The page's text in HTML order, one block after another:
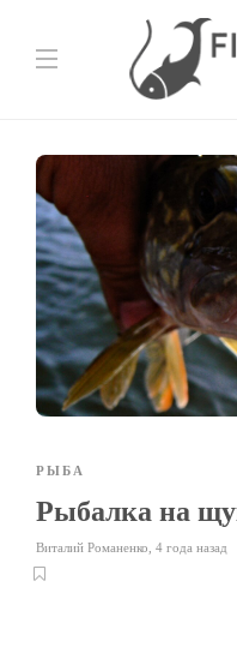
РЫБА
Рыбалка на
Виталий Романенко 4 года назад